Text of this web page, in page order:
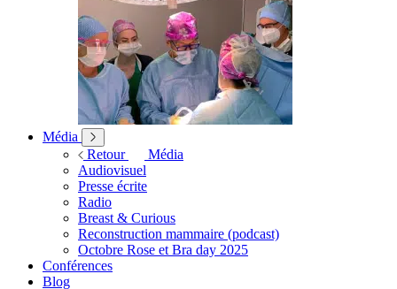
Média
Retour
Média
Audiovisuel
Presse écrite
Radio
Breast & Curious
Reconstruction mammaire (podcast)
Octobre Rose et Bra day 2025
Conférences
Blog